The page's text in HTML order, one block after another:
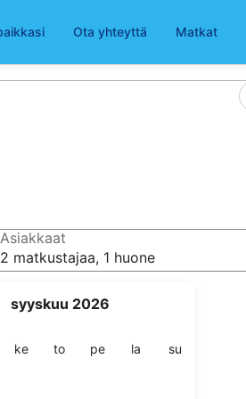
Ota yhteyttä Matkat
syyskuu 2026
kekeskiviikko
totorstai
peperjantai
la lauantai
susunnuntai
Asiakkaat
2 matkustajaa, 1 huone